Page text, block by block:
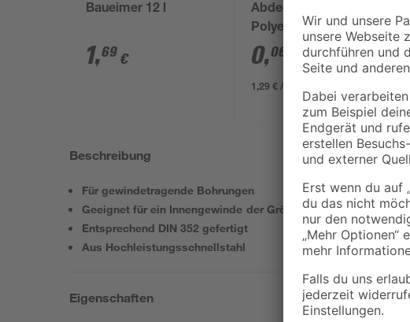
Baueimer 12 l
1,69 €
Abdeckplane
Polyethylen
transparent 4 x 5 m
0,06
/ m²
1,29 € / Pack
Beschreibung
Für gewindetragende Bohrungen
Geeignet für ein Innengewinde der Größe M12
Entsprechend DIN 352 gefertigt
Aus Hochleistungsschnellstahl
Eigenschaften